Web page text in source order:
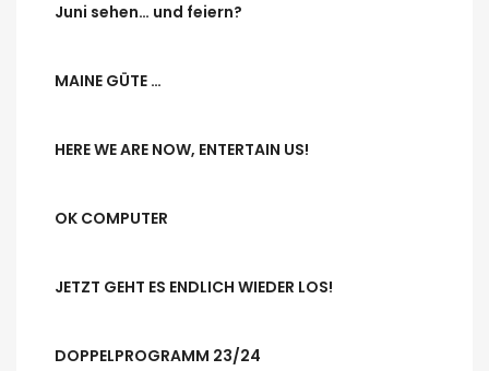
Juni sehen… und feiern?
MAINE GÜTE …
HERE WE ARE NOW, ENTERTAIN US!
OK COMPUTER
JETZT GEHT ES ENDLICH WIEDER LOS!
DOPPELPROGRAMM 23/24